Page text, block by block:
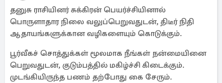
தனுசு ராசியினர் சுக்கிரன் பெயர்ச்சியினால்
பொருளாதார நிலை வலுப்பெறுவதுடன், திடீர் நிதி
ஆதாயங்களுக்கான வழிகளையும் கொடுக்கும்.
பூர்வீகச் சொத்துக்கள் மூலமாக நீங்கள் நன்மையினை
பெறுவதுடன், குடும்பத்தில் மகிழ்ச்சி கிடைக்கும்.
முடங்கியிருந்த பணம் தற்போது கை சேரும்.